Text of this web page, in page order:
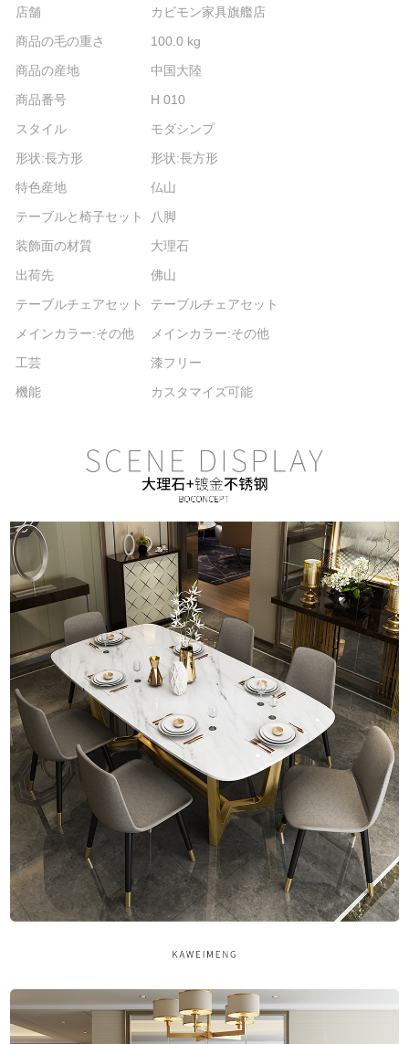
店舗
カビモン家具旗艦店
商品の毛の重さ
100.0 kg
商品の産地
中国大陸
商品番号
H 010
スタイル
モダシンプ
形状:長方形
形状:長方形
特色産地
仏山
テーブルと椅子セット
八脚
装飾面の材質
大理石
出荷先
佛山
テーブルチェアセット
テーブルチェアセット
メインカラー:その他
メインカラー:その他
工芸
漆フリー
機能
カスタマイズ可能